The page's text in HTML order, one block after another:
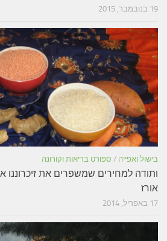
19 בנובמבר, 2015
בישול ואפייה / ספורט בריאות וקורונה
ותודה למחירים שמשפרים את זיכרוננו
אורז
17 באפריל, 2014